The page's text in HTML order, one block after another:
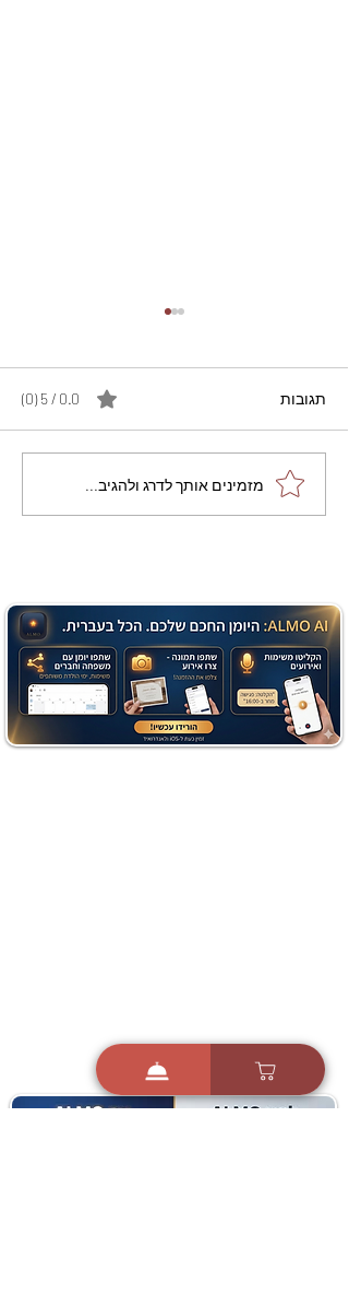
מתכון מנצח עוגת מייפל
שוקולד בחושה וקלה - זיוה
תגובות 0.0 / 5 ‏(0)
מזמינים אותך לדרג ולהגיב...